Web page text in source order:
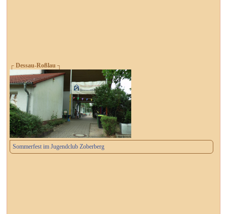
┌ Dessau-Roßlau ┐
Sommerfest im Jugendclub Zoberberg